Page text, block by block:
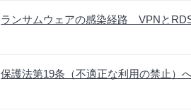
ランサムウェアの感染経路 VPNと
保護法第19条（不適正な利用の禁止）